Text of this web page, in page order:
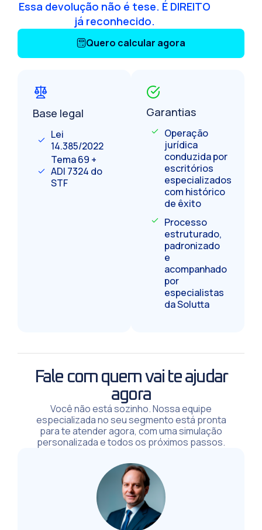
Essa devolução não é tese. É DIREITO
já reconhecido.
Quero calcular agora
Base legal
Lei
14.385/2022
Tema 69 +
ADI 7324 do
STF
Garantias
Operação
jurídica
conduzida por
escritórios
especializados
com histórico
de êxito
Processo
estruturado,
padronizado
e
acompanhado
por
especialistas
da Solutta
Fale com quem vai te ajudar
agora
Você não está sozinho. Nossa equipe
especializada no seu segmento está pronta
para te atender agora, com uma simulação
personalizada e todos os próximos passos.